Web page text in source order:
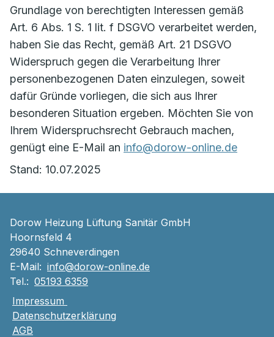
Grundlage von berechtigten Interessen gemäß
Art. 6 Abs. 1 S. 1 lit. f DSGVO verarbeitet werden,
haben Sie das Recht, gemäß Art. 21 DSGVO
Widerspruch gegen die Verarbeitung Ihrer
personenbezogenen Daten einzulegen, soweit
dafür Gründe vorliegen, die sich aus Ihrer
besonderen Situation ergeben. Möchten Sie von
Ihrem Widerspruchsrecht Gebrauch machen,
genügt eine E-Mail an info@dorow-online.de
Stand: 10.07.2025
Dorow Heizung Lüftung Sanitär GmbH
Hoornsfeld 4
29640 Schneverdingen
E-Mail: info@dorow-online.de
Tel.: 05193 6359
Impressum
Datenschutzerklärung
AGB